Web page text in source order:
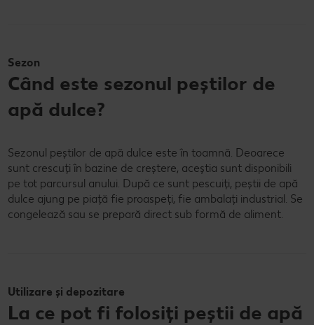
Sezon
Când este sezonul peștilor de
apă dulce?
Sezonul peștilor de apă dulce este în toamnă. Deoarece
sunt crescuți în bazine de creștere, aceștia sunt disponibili
pe tot parcursul anului. După ce sunt pescuiți, peștii de apă
dulce ajung pe piață fie proaspeți, fie ambalați industrial. Se
congelează sau se prepară direct sub formă de aliment.
Utilizare și depozitare
La ce pot fi folosiți peștii de apă